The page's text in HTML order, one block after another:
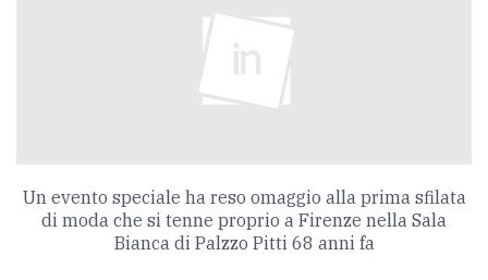
Un evento speciale ha reso omaggio alla prima sfilata
di moda che si tenne proprio a Firenze nella Sala
Bianca di Palzzo Pitti 68 anni fa